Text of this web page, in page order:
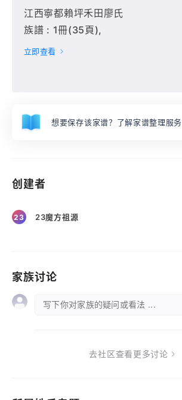
江西寧都賴坪禾田廖氏
族譜 : 1冊(35頁),
立即查看
想要保存该家谱？了解家谱整理服务
创建者
23 23魔方祖源
家族讨论
写下你对家族的疑问或看法 ...
去社区查看更多讨论